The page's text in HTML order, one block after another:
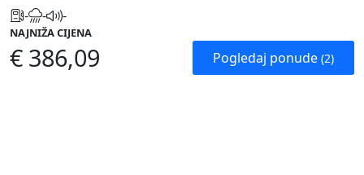
- - -
NAJNIŽA CIJENA
€ 386,09 Pogledaj ponude (2)